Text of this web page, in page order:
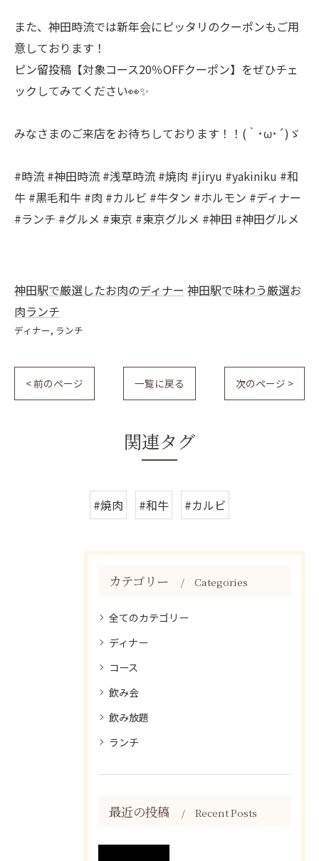
また、神田時流では新年会にピッタリのクーポンもご用
意しております！
ピン留投稿【対象コース20％OFFクーポン】をぜひチェ
ックしてみてください👀✨
みなさまのご来店をお待ちしております！！(｀･ω･´)ゞ
#時流 #神田時流 #浅草時流 #焼肉 #jiryu #yakiniku #和
牛 #黒毛和牛 #肉 #カルビ #牛タン #ホルモン #ディナー
#ランチ #グルメ #東京 #東京グルメ #神田 #神田グルメ
神田駅で厳選したお肉のディナー 神田駅で味わう厳選お
肉ランチ
ディナー ランチ
< 前のページ 一覧に戻る 次のページ >
関連タグ
#焼肉 #和牛 #カルビ
カテゴリー Categories
全てのカテゴリー
ディナー
コース
飲み会
飲み放題
ランチ
最近の投稿 Recent Posts